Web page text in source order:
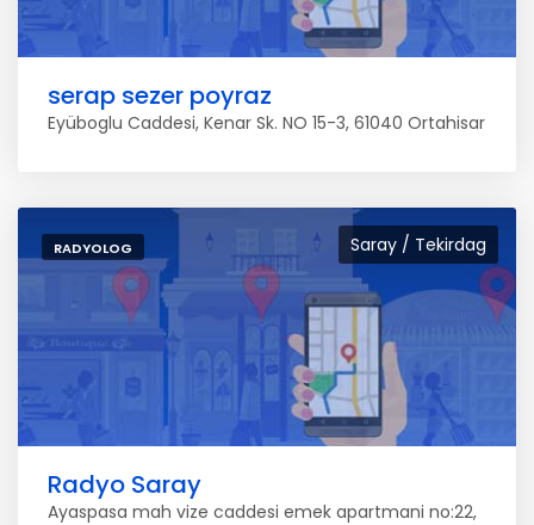
serap sezer poyraz
Eyüboglu Caddesi, Kenar Sk. NO 15-3, 61040 Ortahisar
Saray / Tekirdag
RADYOLOG
Radyo Saray
Ayaspasa mah vize caddesi emek apartmani no:22,